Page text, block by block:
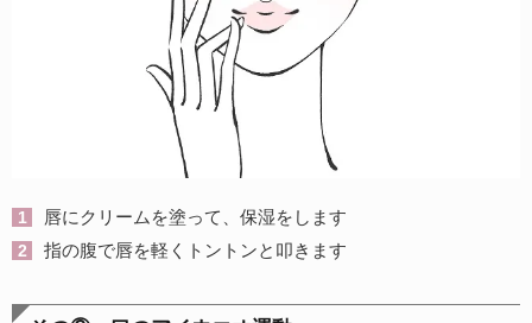
唇にクリームを塗って、保湿をします
指の腹で唇を軽くトントンと叩きます